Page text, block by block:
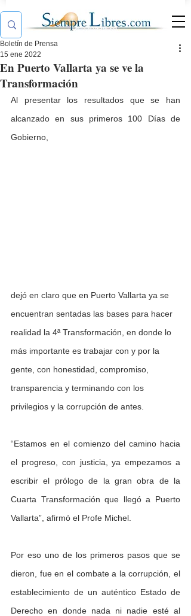
En Puerto Vallarta ya se ve la
Transformación
Boletín de Prensa
15 ene 2022
Al presentar los resultados que se han
alcanzado en sus primeros 100 Días de
Gobierno,
dejó en claro que en Puerto Vallarta ya se
encuentran sentadas las bases para hacer
realidad la 4ª Transformación, en donde lo
más importante es trabajar con y por la
gente, con honestidad, compromiso,
transparencia y terminando con los
privilegios y la corrupción de antes.
“Estamos en el comienzo del camino hacia
el progreso, con justicia, ya empezamos a
escribir el prólogo de la gran obra de la
Cuarta Transformación que llegó a Puerto
Vallarta”, afirmó el Profe Michel.
Por eso uno de los primeros pasos que se
dieron, fue en el combate a la corrupción, el
establecimiento de un auténtico Estado de
Derecho en donde nada ni nadie esté al